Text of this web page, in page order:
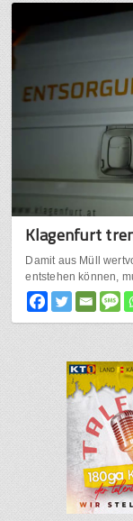
Klagenfurt
Damit aus Müll
entstehen können,